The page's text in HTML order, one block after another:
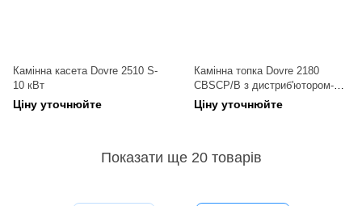
Камінна касета Dovre 2510 S-
10 кВт
Ціну уточнюйте
Камінна топка Dovre 2180
CBSCP/B з дистриб'ютором-15
кВт
Ціну уточнюйте
Показати ще 20 товарів